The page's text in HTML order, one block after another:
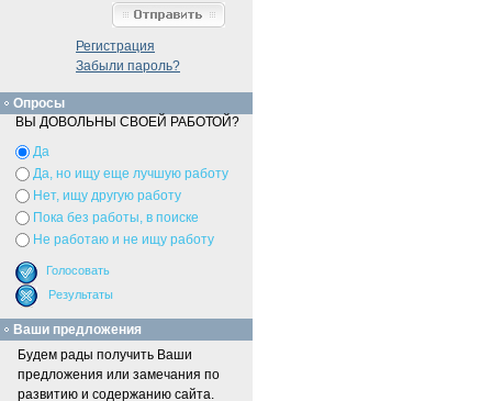
Регистрация
Забыли пароль?
Опросы
ВЫ ДОВОЛЬНЫ СВОЕЙ РАБОТОЙ?
Да
Да, но ищу еще лучшую работу
Нет, ищу другую работу
Пока без работы, в поиске
Не работаю и не ищу работу
Ваши предложения
Будем рады получить Ваши
предложения или замечания по
развитию и содержанию сайта.